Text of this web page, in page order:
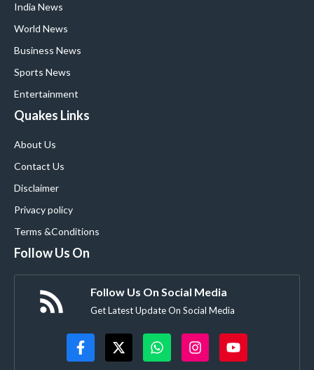
India News
World News
Business News
Sports News
Entertainment
Quakes Links
About Us
Contact Us
Disclaimer
Privacy policy
Terms &Conditions
Follow Us On
Follow Us On Social Media
Get Latest Update On Social Media